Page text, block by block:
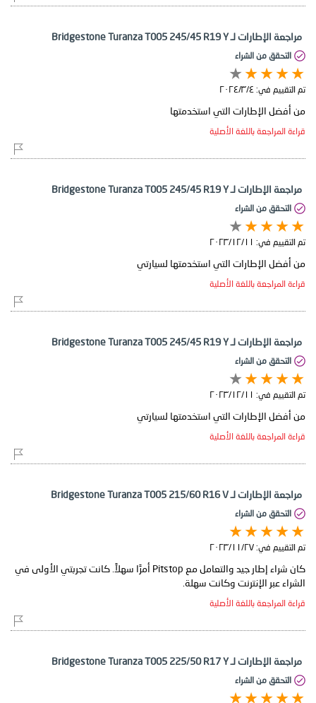
مراجعة الإطارات لـ Bridgestone Turanza T005 245/45 R19 Y
التحقق من الشراء
تم التقييم في: ٤‏/٣‏/٢٠٢٤
من أفضل الإطارات التي استخدمتها
قراءة المراجعة باللغة الأصلية
مراجعة الإطارات لـ Bridgestone Turanza T005 245/45 R19 Y
التحقق من الشراء
تم التقييم في: ١١‏/١٢‏/٢٠٢٣
من أفضل الإطارات التي استخدمتها لسيارتي
قراءة المراجعة باللغة الأصلية
مراجعة الإطارات لـ Bridgestone Turanza T005 245/45 R19 Y
التحقق من الشراء
تم التقييم في: ١١‏/١٢‏/٢٠٢٣
من أفضل الإطارات التي استخدمتها لسيارتي
قراءة المراجعة باللغة الأصلية
مراجعة الإطارات لـ Bridgestone Turanza T005 215/60 R16 V
التحقق من الشراء
تم التقييم في: ٢٧‏/١١‏/٢٠٢٣
كان شراء إطار جيد والتعامل مع Pitstop أمرًا سهلاً. كانت تجربتي الأولى في
الشراء عبر الإنترنت وكانت سهلة.
قراءة المراجعة باللغة الأصلية
مراجعة الإطارات لـ Bridgestone Turanza T005 225/50 R17 Y
التحقق من الشراء